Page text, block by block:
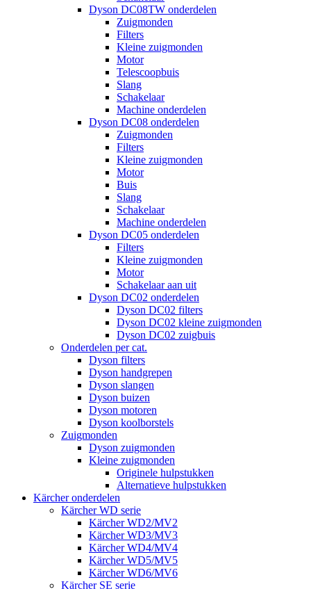
Dyson DC08TW onderdelen
Zuigmonden
Filters
Kleine zuigmonden
Motor
Telescoopbuis
Slang
Schakelaar
Machine onderdelen
Dyson DC08 onderdelen
Zuigmonden
Filters
Kleine zuigmonden
Motor
Buis
Slang
Schakelaar
Machine onderdelen
Dyson DC05 onderdelen
Filters
Kleine zuigmonden
Motor
Schakelaar aan uit
Dyson DC02 onderdelen
Dyson DC02 filters
Dyson DC02 kleine zuigmonden
Dyson DC02 zuigbuis
Onderdelen per cat.
Dyson filters
Dyson handgrepen
Dyson slangen
Dyson buizen
Dyson motoren
Dyson koolborstels
Zuigmonden
Dyson zuigmonden
Kleine zuigmonden
Originele hulpstukken
Alternatieve hulpstukken
Kärcher onderdelen
Kärcher WD serie
Kärcher WD2/MV2
Kärcher WD3/MV3
Kärcher WD4/MV4
Kärcher WD5/MV5
Kärcher WD6/MV6
Kärcher SE serie